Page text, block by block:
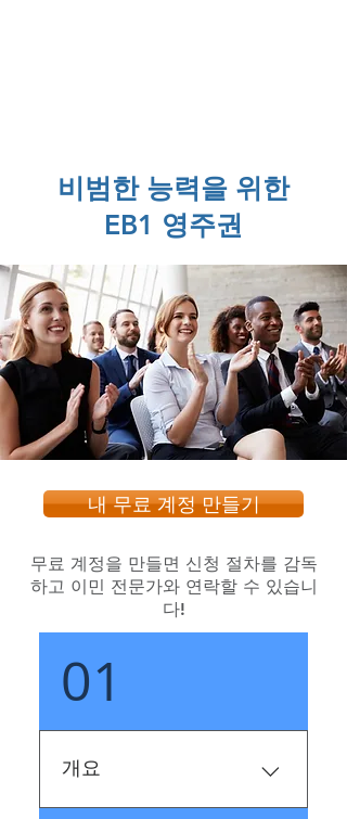
비범한 능력을 위한
EB1 영주권
내 무료 계정 만들기
무료 계정을 만들면 신청 절차를 감독
하고 이민 전문가와 연락할 수 있습니
다!
01
개요